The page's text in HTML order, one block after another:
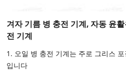
겨자 기름 병 충전 기계, 자동 윤
전 기계
1. 오일 병 충전 기계는 주로 그리스
입니다